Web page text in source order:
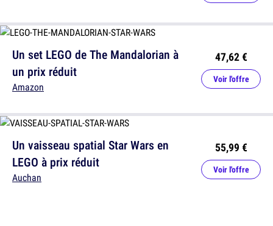
Un vaisseau spatial Star Wars en
LEGO à prix réduit
Auchan
55,99 €
Voir l'offre
Un set LEGO de The Mandalorian à
un prix réduit
Amazon
47,62 €
Voir l'offre